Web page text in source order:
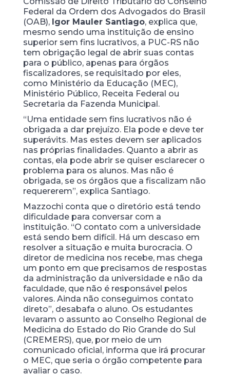
Federal da Ordem dos Advogados do Brasil
(OAB), Igor Mauler Santiago, explica que,
mesmo sendo uma instituição de ensino
superior sem fins lucrativos, a PUC-RS não
tem obrigação legal de abrir suas contas
para o público, apenas para órgãos
fiscalizadores, se requisitado por eles,
como Ministério da Educação (MEC),
Ministério Público, Receita Federal ou
Secretaria da Fazenda Municipal.
“Uma entidade sem fins lucrativos não é
obrigada a dar prejuízo. Ela pode e deve ter
superávits. Mas estes devem ser aplicados
nas próprias finalidades. Quanto a abrir as
contas, ela pode abrir se quiser esclarecer o
problema para os alunos. Mas não é
obrigada, se os órgãos que a fiscalizam não
requererem”, explica Santiago.
Mazzochi conta que o diretório está tendo
dificuldade para conversar com a
instituição. “O contato com a universidade
está sendo bem difícil. Há um descaso em
resolver a situação e muita burocracia. O
diretor de medicina nos recebe, mas chega
um ponto em que precisamos de respostas
da administração da universidade e não da
faculdade, que não é responsável pelos
valores. Ainda não conseguimos contato
direto”, desabafa o aluno. Os estudantes
levaram o assunto ao Conselho Regional de
Medicina do Estado do Rio Grande do Sul
(CREMERS), que, por meio de um
comunicado oficial, informa que irá procurar
o MEC, que seria o órgão competente para
avaliar o caso.